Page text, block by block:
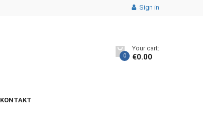
Sign in
0
Your cart:
€0.00
KONTAKT